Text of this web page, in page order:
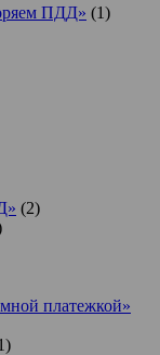
ПДД» (1)
(2)
платежкой»